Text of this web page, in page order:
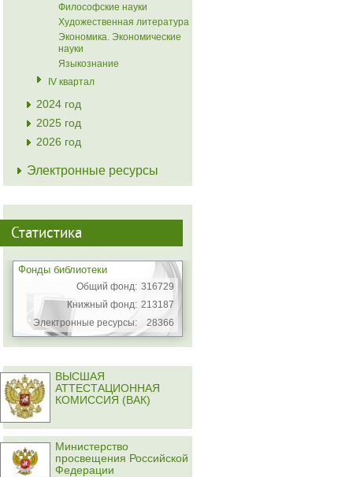
Философские науки
Художественная литература
Экономика. Экономические
науки
Языкознание
IV квартал
2024 год
2025 год
2026 год
Электронные ресурсы
Статистика
Фонды библиотеки
Общий фонд: 316729
Книжный фонд: 213187
Электронные ресурсы:
28366
ВЫСШАЯ
АТТЕСТАЦИОННАЯ
КОМИССИЯ (ВАК)
Министерство
просвещения Российской
Федерации